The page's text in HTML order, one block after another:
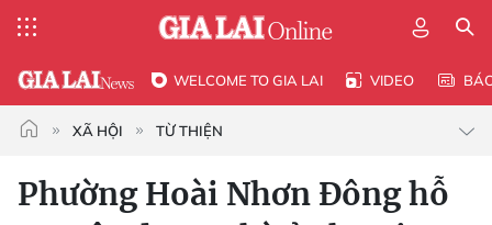
WELCOME TO GIA LAI VIDEO
XÃ HỘI TỪ THIỆN
Phường Hoài Nhơn Đông hỗ